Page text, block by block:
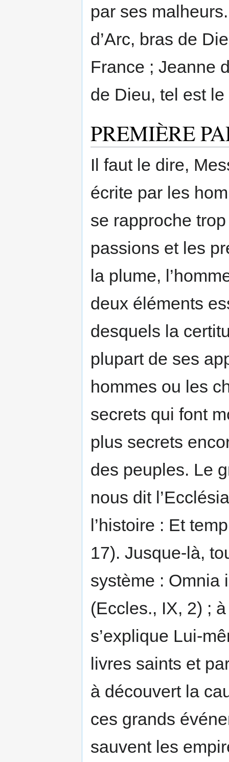
par ses
d’Arc, bras de
France ; Jeanne
de Dieu, tel est
PREMIÈRE
Il faut le dire,
écrite par les
se rapproche
passions et les
la plume,
deux éléments
desquels la
plupart de ses
hommes ou les
secrets qui font
plus secrets
des peuples. Le
nous dit
l’histoire : Et
17). Jusque-là,
système : Omnia
(Eccles., IX, 2) ;
s’explique Lui-
livres saints et
à découvert la
ces grands
sauvent les